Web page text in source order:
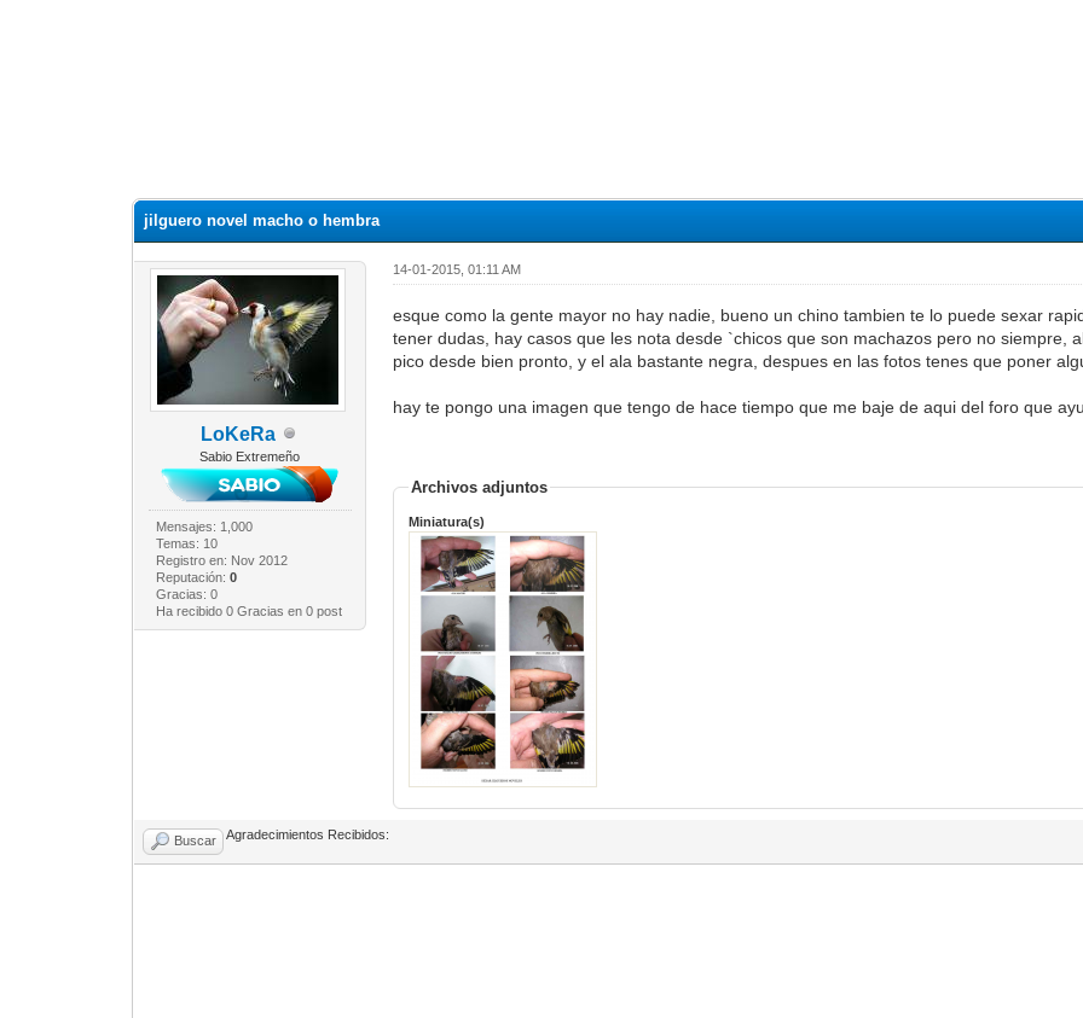
jilguero novel macho o hembra
LoKeRa
Sabio Extremeño
Mensajes: 1,000
Temas: 10
Registro en: Nov 2012
Reputación: 0
Gracias: 0
Ha recibido 0 Gracias en 0 post
14-01-2015, 01:11 AM
esque como la gente mayor no hay nadie, bueno un chino tambien te lo puede sexar
tener dudas, hay casos que les nota desde `chicos que son machazos pero no siempre,
pico desde bien pronto, y el ala bastante negra, despues en las fotos tenes que poner
hay te pongo una imagen que tengo de hace tiempo que me baje de aqui del foro que
Archivos adjuntos
Miniatura(s)
Buscar Agradecimientos Recibidos: